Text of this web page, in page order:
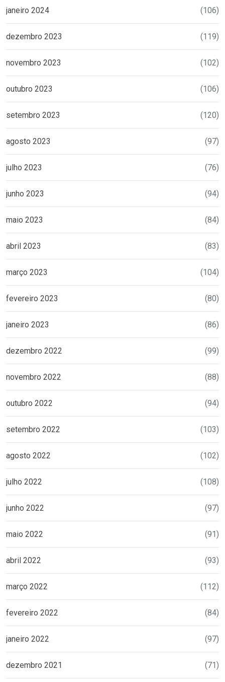
janeiro 2024 (106)
dezembro 2023 (119)
novembro 2023 (102)
outubro 2023 (106)
setembro 2023 (120)
agosto 2023 (97)
julho 2023 (76)
junho 2023 (94)
maio 2023 (84)
abril 2023 (83)
março 2023 (104)
fevereiro 2023 (80)
janeiro 2023 (86)
dezembro 2022 (99)
novembro 2022 (88)
outubro 2022 (94)
setembro 2022 (103)
agosto 2022 (102)
julho 2022 (108)
junho 2022 (97)
maio 2022 (91)
abril 2022 (93)
março 2022 (112)
fevereiro 2022 (84)
janeiro 2022 (97)
dezembro 2021 (71)